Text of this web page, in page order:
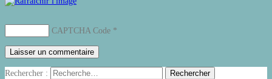
CAPTCHA Code *
Rechercher :